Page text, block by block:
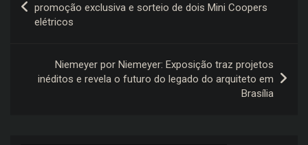
de
Post
promoção exclusiva e sorteio de dois Mini Coopers
elétricos
Niemeyer por Niemeyer: Exposição traz projetos
inéditos e revela o futuro do legado do arquiteto em
Brasília